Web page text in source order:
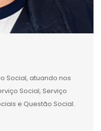
Social, atuando nos
Social, Serviço
e Questão Social.